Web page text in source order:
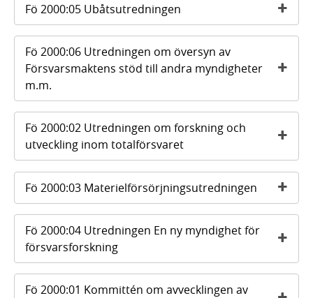
Fö 2000:05 Ubåtsutredningen
Fö 2000:06 Utredningen om översyn av
Försvarsmaktens stöd till andra myndigheter
m.m.
Fö 2000:02 Utredningen om forskning och
utveckling inom totalförsvaret
Fö 2000:03 Materielförsörjningsutredningen
Fö 2000:04 Utredningen En ny myndighet för
försvarsforskning
Fö 2000:01 Kommittén om avvecklingen av